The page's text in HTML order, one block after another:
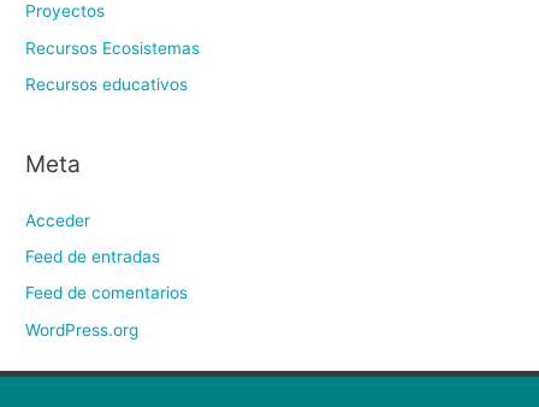
Proyectos
Recursos Ecosistemas
Recursos educativos
Meta
Acceder
Feed de entradas
Feed de comentarios
WordPress.org